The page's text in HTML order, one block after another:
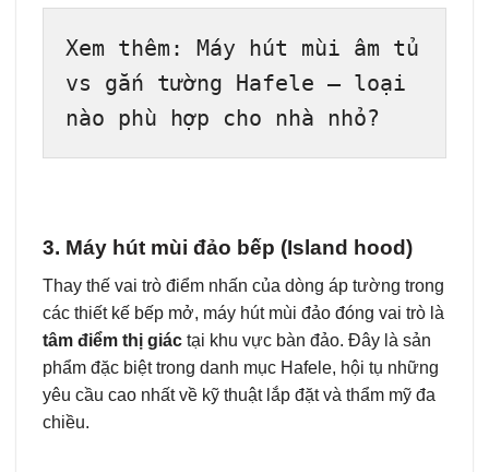
Xem thêm: Máy hút mùi âm tủ
vs gắn tường Hafele – loại
nào phù hợp cho nhà nhỏ?
3. Máy hút mùi đảo bếp (Island hood)
Thay thế vai trò điểm nhấn của dòng áp tường trong
các thiết kế bếp mở, máy hút mùi đảo đóng vai trò là
tâm điểm thị giác tại khu vực bàn đảo. Đây là sản
phẩm đặc biệt trong danh mục Hafele, hội tụ những
yêu cầu cao nhất về kỹ thuật lắp đặt và thẩm mỹ đa
chiều.